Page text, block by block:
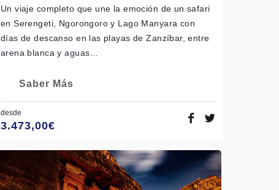
Un viaje completo que une la emoción de un safari
en Serengeti, Ngorongoro y Lago Manyara con
días de descanso en las playas de Zanzíbar, entre
arena blanca y aguas…
Saber Más
desde
3.473,00€